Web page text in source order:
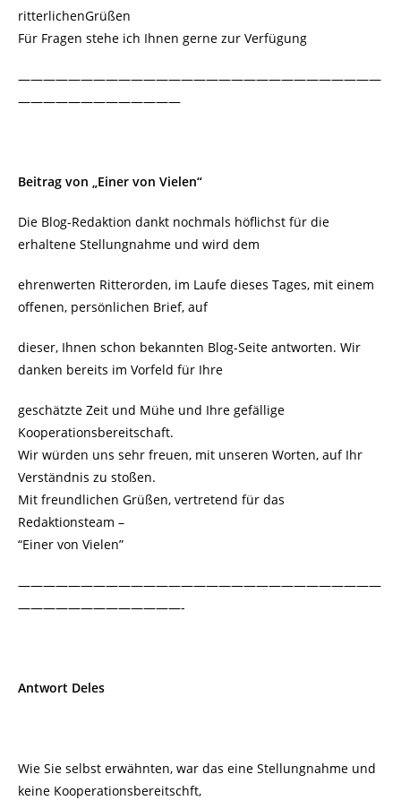
ritterlichenGrüßen
Für Fragen stehe ich Ihnen gerne zur Verfügung
—————————————————————————————
—————————————
Beitrag von „Einer von Vielen“
Die Blog-Redaktion dankt nochmals höflichst für die
erhaltene Stellungnahme und wird dem
ehrenwerten Ritterorden, im Laufe dieses Tages, mit einem
offenen, persönlichen Brief, auf
dieser, Ihnen schon bekannten Blog-Seite antworten. Wir
danken bereits im Vorfeld für Ihre
geschätzte Zeit und Mühe und Ihre gefällige
Kooperationsbereitschaft.
Wir würden uns sehr freuen, mit unseren Worten, auf Ihr
Verständnis zu stoßen.
Mit freundlichen Grüßen, vertretend für das
Redaktionsteam –
“Einer von Vielen”
—————————————————————————————
—————————————-
Antwort Deles
Wie Sie selbst erwähnten, war das eine Stellungnahme und
keine Kooperationsbereitschft,